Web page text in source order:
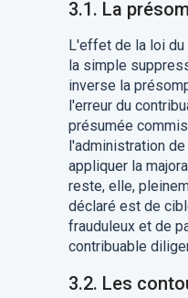
3.1. La
L'effet de la loi du
la simple
inverse la
l'erreur du
présumée
l'administration
appliquer la
reste, elle,
déclaré est de
frauduleux et de
contribuable
3.2. Les